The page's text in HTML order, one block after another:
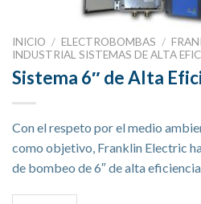
INICIO / ELECTROBOMBAS /
INDUSTRIAL SISTEMAS DE ALTA
Sistema 6″ de Alta
Con el respeto por el medio
como objetivo, Franklin Electric
de bombeo de 6″ de alta eficiencia